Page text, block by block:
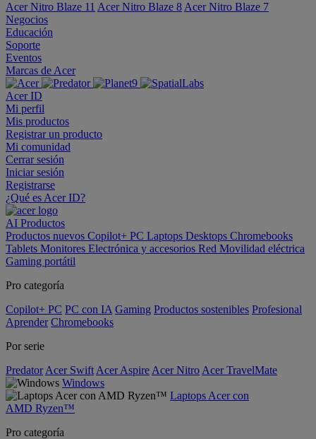
Acer Nitro Blaze 11 Acer Nitro Blaze 8 Acer Nitro Blaze 7
Negocios
Educación
Soporte
Eventos
Marcas de Acer
Acer ID
Mi perfil
Mis productos
Registrar un producto
Mi comunidad
Cerrar sesión
Iniciar sesión
Registrarse
¿Qué es Acer ID?
AI Productos
Productos nuevos Copilot+ PC Laptops Desktops Chromebooks
Tablets Monitores Electrónica y accesorios Red Movilidad eléctrica
Gaming portátil
Pro categoría
Copilot+ PC PC con IA Gaming Productos sostenibles Profesional
Aprender Chromebooks
Por serie
Predator Acer Swift Acer Aspire Acer Nitro Acer TravelMate
Windows
Laptops Acer con
AMD Ryzen™
Pro categoría